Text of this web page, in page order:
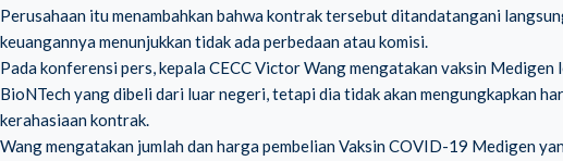
Perusahaan itu menambahkan bahwa kontrak tersebut ditandatangani
keuangannya menunjukkan tidak ada perbedaan atau komisi.
Pada konferensi pers, kepala CECC Victor Wang mengatakan vaksin
BioNTech yang dibeli dari luar negeri, tetapi dia tidak akan mengungkapkan
kerahasiaan kontrak.
Wang mengatakan jumlah dan harga pembelian Vaksin COVID-19 Medigen